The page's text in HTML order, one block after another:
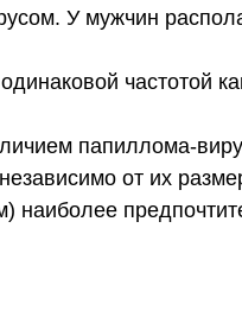
У мужчин
папиллома-
от их
наиболее